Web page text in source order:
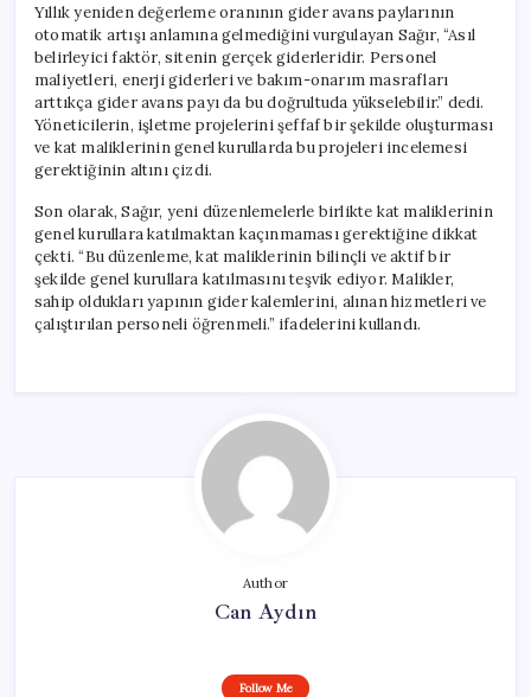
Yıllık yeniden değerleme oranının gider avans paylarının
otomatik artışı anlamına gelmediğini vurgulayan Sağır, “Asıl
belirleyici faktör, sitenin gerçek giderleridir. Personel
maliyetleri, enerji giderleri ve bakım-onarım masrafları
arttıkça gider avans payı da bu doğrultuda yükselebilir.” dedi.
Yöneticilerin, işletme projelerini şeffaf bir şekilde oluşturması
ve kat maliklerinin genel kurullarda bu projeleri incelemesi
gerektiğinin altını çizdi.
Son olarak, Sağır, yeni düzenlemelerle birlikte kat maliklerinin
genel kurullara katılmaktan kaçınmaması gerektiğine dikkat
çekti. “Bu düzenleme, kat maliklerinin bilinçli ve aktif bir
şekilde genel kurullara katılmasını teşvik ediyor. Malikler,
sahip oldukları yapının gider kalemlerini, alınan hizmetleri ve
çalıştırılan personeli öğrenmeli.” ifadelerini kullandı.
Author
Can Aydın
Follow Me